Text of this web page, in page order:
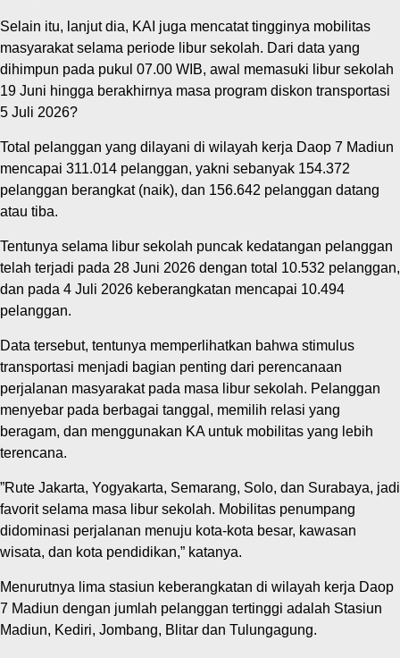
‎Selain itu, lanjut dia, KAI juga mencatat tingginya mobilitas
masyarakat selama periode libur sekolah. Dari data yang
dihimpun pada pukul 07.00 WIB, awal memasuki libur sekolah
19 Juni hingga berakhirnya masa program diskon transportasi
5 Juli 2026?
‎Total pelanggan yang dilayani di wilayah kerja Daop 7 Madiun
mencapai 311.014 pelanggan, yakni sebanyak 154.372
pelanggan berangkat (naik), dan 156.642 pelanggan datang
atau tiba.
Tentunya selama libur sekolah puncak kedatangan pelanggan
telah terjadi pada 28 Juni 2026 dengan total 10.532 pelanggan,
dan pada 4 Juli 2026 keberangkatan mencapai 10.494
pelanggan.
Data tersebut, tentunya memperlihatkan bahwa stimulus
transportasi menjadi bagian penting dari perencanaan
perjalanan masyarakat pada masa libur sekolah. Pelanggan
menyebar pada berbagai tanggal, memilih relasi yang
beragam, dan menggunakan KA untuk mobilitas yang lebih
terencana.
‎”Rute Jakarta, Yogyakarta, Semarang, Solo, dan Surabaya, jadi
favorit selama masa libur sekolah. Mobilitas penumpang
didominasi perjalanan menuju kota-kota besar, kawasan
wisata, dan kota pendidikan,” katanya.
Menurutnya lima stasiun keberangkatan di wilayah kerja Daop
7 Madiun dengan jumlah pelanggan tertinggi adalah Stasiun
Madiun, Kediri, Jombang, Blitar dan Tulungagung.